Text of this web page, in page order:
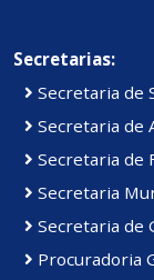
Secretarias:
Secretaria de
Secretaria de
Secretaria de
Secretaria
Secretaria de
Procuradoria